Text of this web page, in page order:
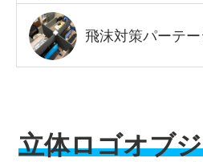
飛沫対策パーテ
立体ロゴオブ